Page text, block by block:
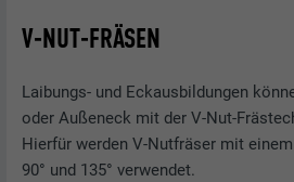
V-NUT-FRÄSEN
Laibungs- und Eckausbildungen
oder Außeneck mit der V-Nut-
Hierfür werden V-Nutfräser mit
90° und 135° verwendet.